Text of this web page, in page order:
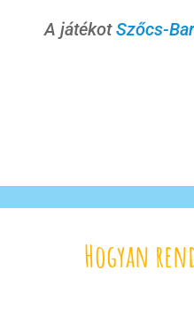
A játékotSzőcs-
Hogyan